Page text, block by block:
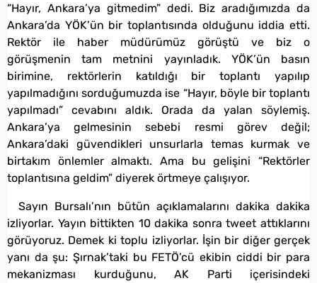
“Hayır, Ankara’ya gitmedim” dedi. Biz aradığımızda da
Ankara’da YÖK’ün bir toplantısında olduğunu iddia etti.
Rektör ile haber müdürümüz görüştü ve biz o
görüşmenin tam metnini yayınladık. YÖK’ün basın
birimine, rektörlerin katıldığı bir toplantı yapılıp
yapılmadığını sorduğumuzda ise “Hayır, böyle bir toplantı
yapılmadı” cevabını aldık. Orada da yalan söylemiş.
Ankara’ya gelmesinin sebebi resmi görev değil;
Ankara’daki güvendikleri unsurlarla temas kurmak ve
birtakım önlemler almaktı. Ama bu gelişini “Rektörler
toplantısına geldim” diyerek örtmeye çalışıyor.
Sayın Bursalı’nın bütün açıklamalarını dakika dakika
izliyorlar. Yayın bittikten 10 dakika sonra tweet attıklarını
görüyoruz. Demek ki toplu izliyorlar. İşin bir diğer gerçek
yanı da şu: Şırnak’taki bu FETÖ’cü ekibin ciddi bir para
mekanizması kurduğunu, AK Parti içerisindeki